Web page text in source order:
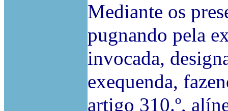
Mediante os
pugnando pela
invocada,
exequenda,
artigo 310.º,